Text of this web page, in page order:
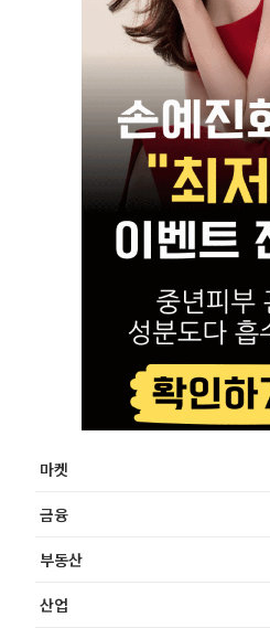
마켓
금융
부동산
산업